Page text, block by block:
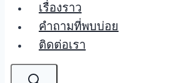
เรื่องราว
คำถามที่พบบ่อย
ติดต่อเรา